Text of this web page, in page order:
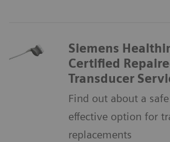
Siemens
Certified
Transducer
Find out about a
effective option for
replacements